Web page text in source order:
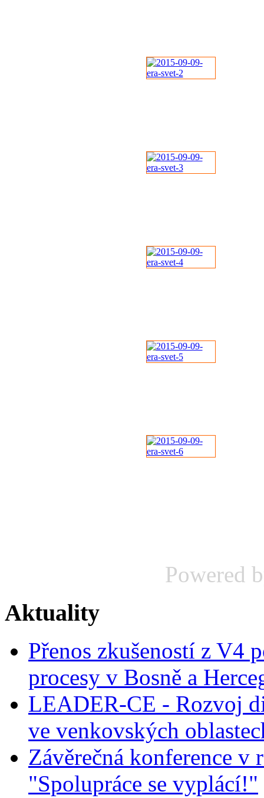
Powered
Aktuality
Přenos zkušeností z V4
procesy v Bosně a
LEADER-CE - Rozvoj
ve venkovských
Závěrečná konference v
"Spolupráce se vyplácí!"